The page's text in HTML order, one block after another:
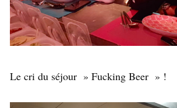
Le cri du séjour » Fucking Beer » !